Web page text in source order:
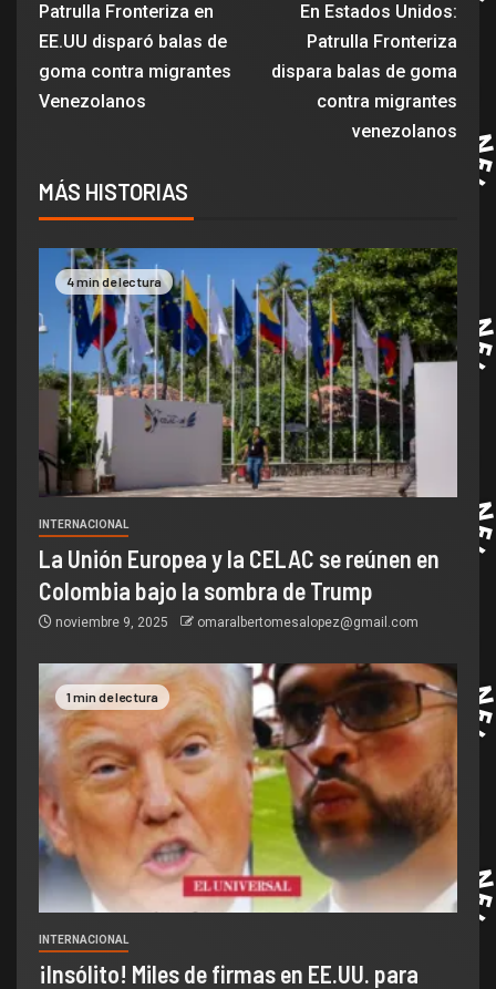
Patrulla Fronteriza en
EE.UU disparó balas de
goma contra migrantes
Venezolanos
En Estados Unidos:
Patrulla Fronteriza
dispara balas de goma
contra migrantes
venezolanos
MÁS HISTORIAS
4 min de lectura
INTERNACIONAL
La Unión Europea y la CELAC se reúnen en
Colombia bajo la sombra de Trump
noviembre 9, 2025 omaralbertomesalopez@gmail.com
1 min de lectura
INTERNACIONAL
¡Insólito! Miles de firmas en EE.UU. para